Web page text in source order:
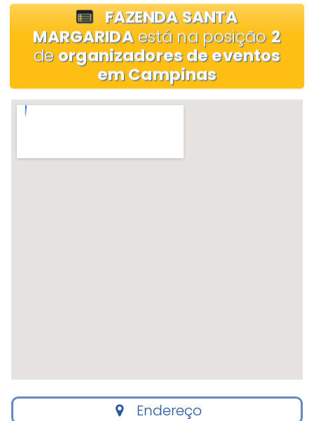
FAZENDA SANTA
MARGARIDAestá na posição 2
deorganizadores de eventos
em Campinas
Endereço